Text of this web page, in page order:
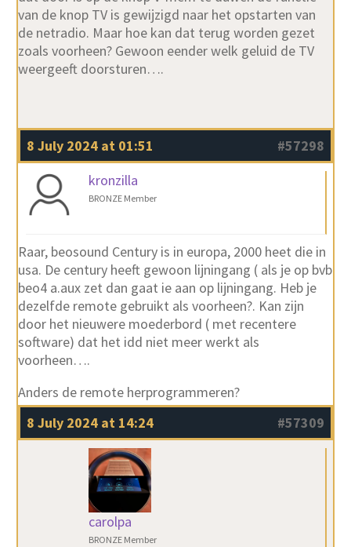
van de knop TV is gewijzigd naar het opstarten van
de netradio. Maar hoe kan dat terug worden gezet
zoals voorheen? Gewoon eender welk geluid de TV
weergeeft doorsturen….
8 July 2024 at 01:51
#57298
kronzilla
BRONZE Member
Raar, beosound Century is in europa, 2000 heet die in
usa. De century heeft gewoon lijningang ( als je op bvb
beo4 a.aux zet dan gaat ie aan op lijningang. Heb je
dezelfde remote gebruikt als voorheen?. Kan zijn
door het nieuwere moederbord ( met recentere
software) dat het idd niet meer werkt als
voorheen….
Anders de remote herprogrammeren?
8 July 2024 at 14:24
#57309
carolpa
BRONZE Member